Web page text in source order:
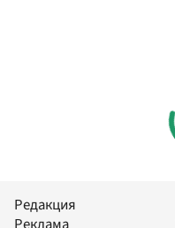
Редакция